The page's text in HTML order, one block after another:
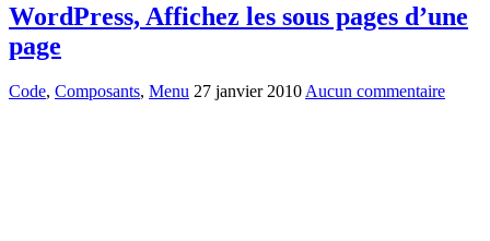
WordPress, Affichez les sous pages d’une
page
Code, Composants, Menu 27 janvier 2010Aucun commentaire